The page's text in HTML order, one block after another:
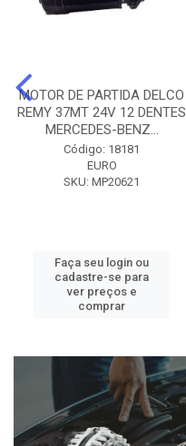
MOTOR DE PARTIDA DELCO
REMY 37MT 24V 12 DENTES
MERCEDES-BENZ...
Código: 18181
EURO
SKU: MP20621
Faça seu login ou
cadastre-se para
ver preços e
comprar